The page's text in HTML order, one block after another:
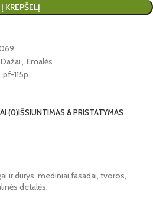
Į KREPŠELĮ
Dažai, Emalės
pf-115p
(0)IŠSIUNTIMAS & PRISTATYMAS
ir durys, mediniai fasadai, tvoros,
detalės.